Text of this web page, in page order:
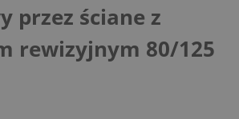
przez ściane z
rewizyjnym 80/125